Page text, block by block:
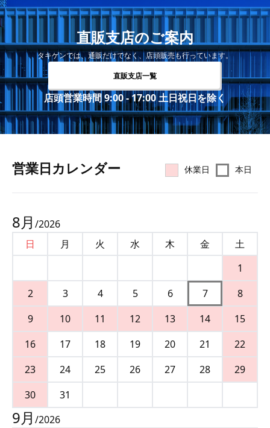
直販支店のご案内
タキゲンでは、通販だけでなく、店頭販売も行っています。
直販支店一覧
店頭営業時間 9:00 - 17:00 土日祝日を除く
営業⽇カレンダー 休業日 本日
8月 /2026
日
月 火 水 木 金
土
1
2
3 4 5 6 7
8
9
10 11 12 13 14
15
16
17 18 19 20 21
22
23
24 25 26 27 28
29
30
31
9月 /2026